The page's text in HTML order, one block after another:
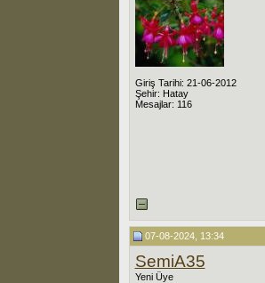
Giriş Tarihi: 21-06-2012
Şehir: Hatay
Mesajlar: 116
07-08-2024, 13:34
SemiA35
Yeni Üye